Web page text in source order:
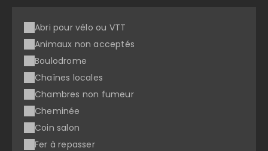
Abri pour vélo ou VTT
Animaux non acceptés
Boulodrome
Chaînes locales
Chambres non fumeur
Cheminée
Coin salon
Fer à repasser